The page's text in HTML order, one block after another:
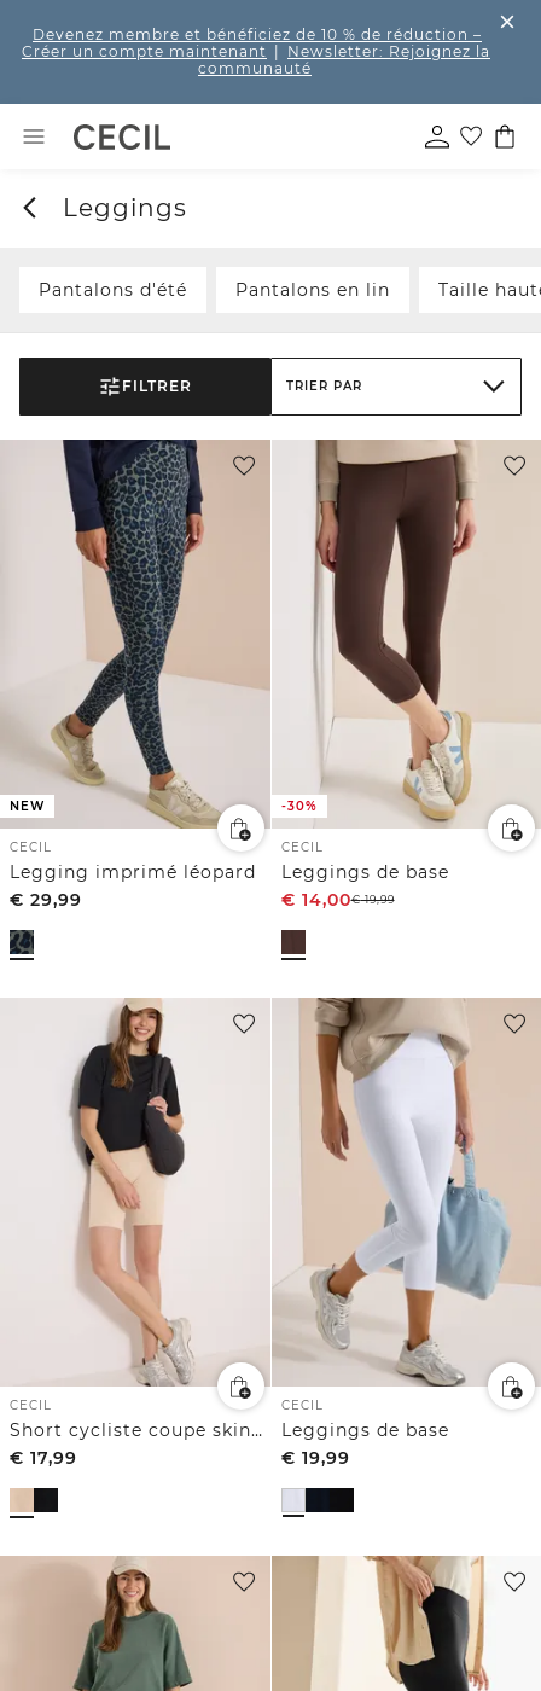
Devenez membre et bénéficiez de 10 % de réduction –
Créer un compte maintenant
Newsletter: Rejoignez la
communauté
Leggings
Pantalons d'été Pantalons en lin Taille
FILTRER TRIER PAR
NEW
CECIL
Legging imprimé léopard
€ 29,99
-30%
CECIL
Leggings de base
€ 14,00€19,99
CECIL
Short cycliste coupe skinny
€ 17,99
CECIL
Leggings de base
€ 19,99